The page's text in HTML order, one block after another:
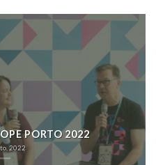
PORTO 2022
2022